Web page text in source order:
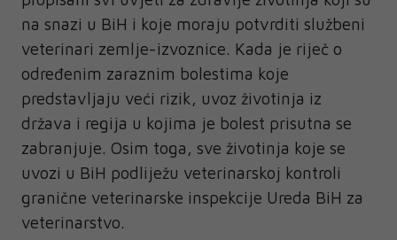
na snazi u BiH i koje moraju potvrditi službeni
veterinari zemlje-izvoznice. Kada je riječ o
određenim zaraznim bolestima koje
predstavljaju veći rizik, uvoz životinja iz
država i regija u kojima je bolest prisutna se
zabranjuje. Osim toga, sve životinja koje se
uvozi u BiH podliježu veterinarskoj kontroli
granične veterinarske inspekcije Ureda BiH za
veterinarstvo.